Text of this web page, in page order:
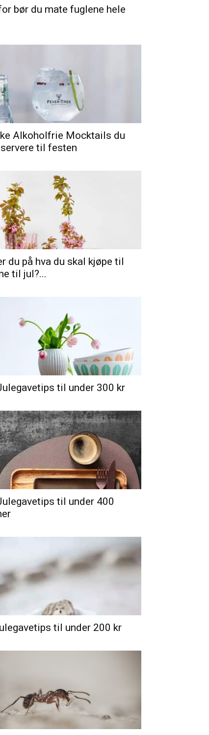
bør du mate fuglene hele
Alkoholfrie Mocktails du
til festen
du på hva du skal kjøpe til
til jul?...
til under 300 kr
til under 400
til under 200 kr